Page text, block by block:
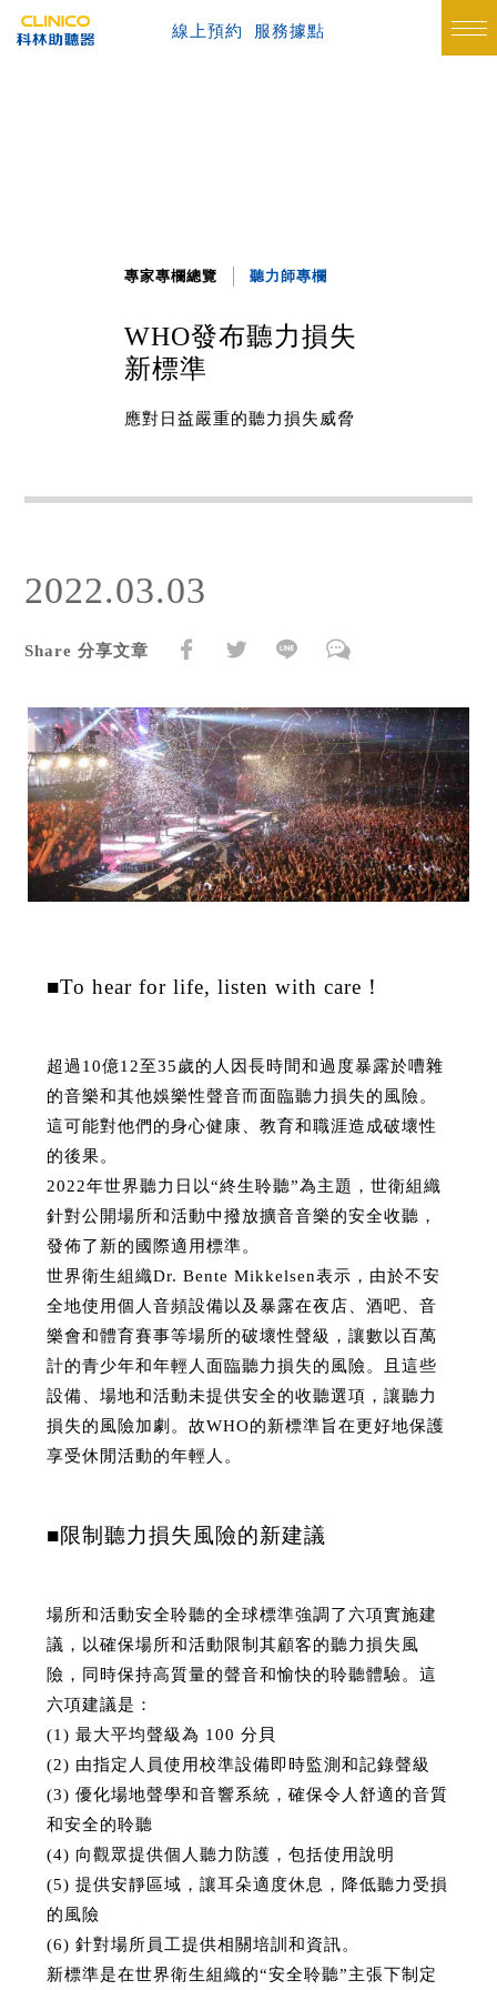
線上預約 服務據點
專家專欄總覽 聽力師專欄
WHO發布聽力損失
新標準
應對日益嚴重的聽力損失威脅
2022.03.03
Share 分享文章
■To hear for life, listen with care！
超過10億12至35歲的人因長時間和過度暴露於嘈雜
的音樂和其他娛樂性聲音而面臨聽力損失的風險。
這可能對他們的身心健康、教育和職涯造成破壞性
的後果。
2022年世界聽力日以“終生聆聽”為主題，世衛組織
針對公開場所和活動中撥放擴音音樂的安全收聽，
發佈了新的國際適用標準。
世界衛生組織Dr. Bente Mikkelsen表示，由於不安
全地使用個人音頻設備以及暴露在夜店、酒吧、音
樂會和體育賽事等場所的破壞性聲級，讓數以百萬
計的青少年和年輕人面臨聽力損失的風險。且這些
設備、場地和活動未提供安全的收聽選項，讓聽力
損失的風險加劇。故WHO的新標準旨在更好地保護
享受休閒活動的年輕人。
■限制聽力損失風險的新建議
場所和活動安全聆聽的全球標準強調了六項實施建
議，以確保場所和活動限制其顧客的聽力損失風
險，同時保持高質量的聲音和愉快的聆聽體驗。這
六項建議是：
(1) 最大平均聲級為 100 分貝
(2) 由指定人員使用校準設備即時監測和記錄聲級
(3) 優化場地聲學和音響系統，確保令人舒適的音質
和安全的聆聽
(4) 向觀眾提供個人聽力防護，包括使用說明
(5) 提供安靜區域，讓耳朵適度休息，降低聽力受損
的風險
(6) 針對場所員工提供相關培訓和資訊。
新標準是在世界衛生組織的“安全聆聽”主張下制定